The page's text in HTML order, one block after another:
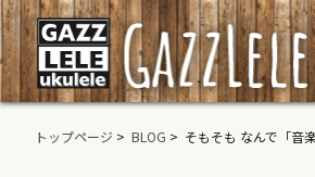
トップページ > BLOG > そもそも なんで「音